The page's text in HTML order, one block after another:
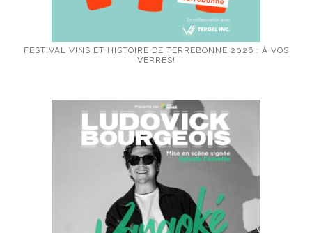
FESTIVAL VINS ET HISTOIRE DE TERREBONNE 2026 : À VOS
VERRES!